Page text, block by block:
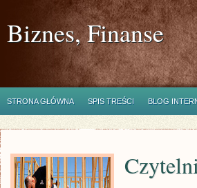
Biznes, Finanse
STRONA GŁÓWNA SPIS TREŚCI BLOG